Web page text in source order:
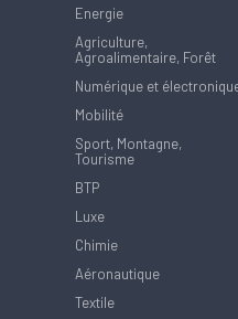
Energie
Agriculture,
Agroalimentaire, Forêt
Numérique et
Mobilité
Sport, Montagne,
Tourisme
BTP
Luxe
Chimie
Aéronautique
Textile